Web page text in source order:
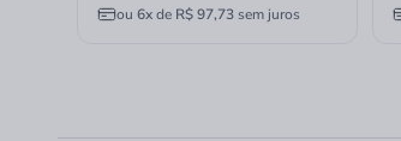
ou 6xde R$ 97,73sem juros